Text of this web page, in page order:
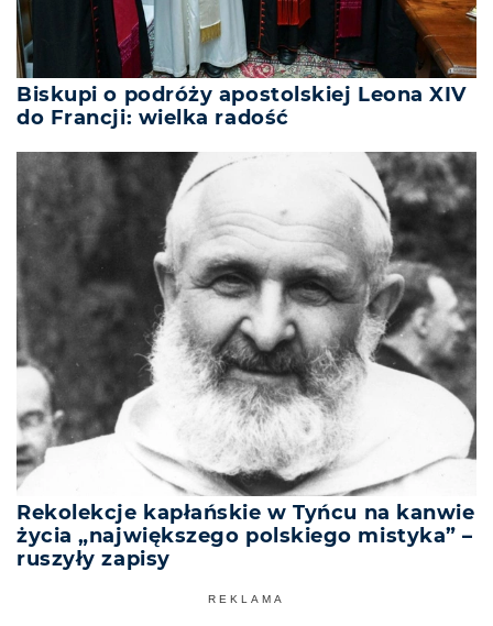
Biskupi o podróży apostolskiej Leona XIV
do Francji: wielka radość
Rekolekcje kapłańskie w Tyńcu na kanwie
życia „największego polskiego mistyka” –
ruszyły zapisy
REKLAMA